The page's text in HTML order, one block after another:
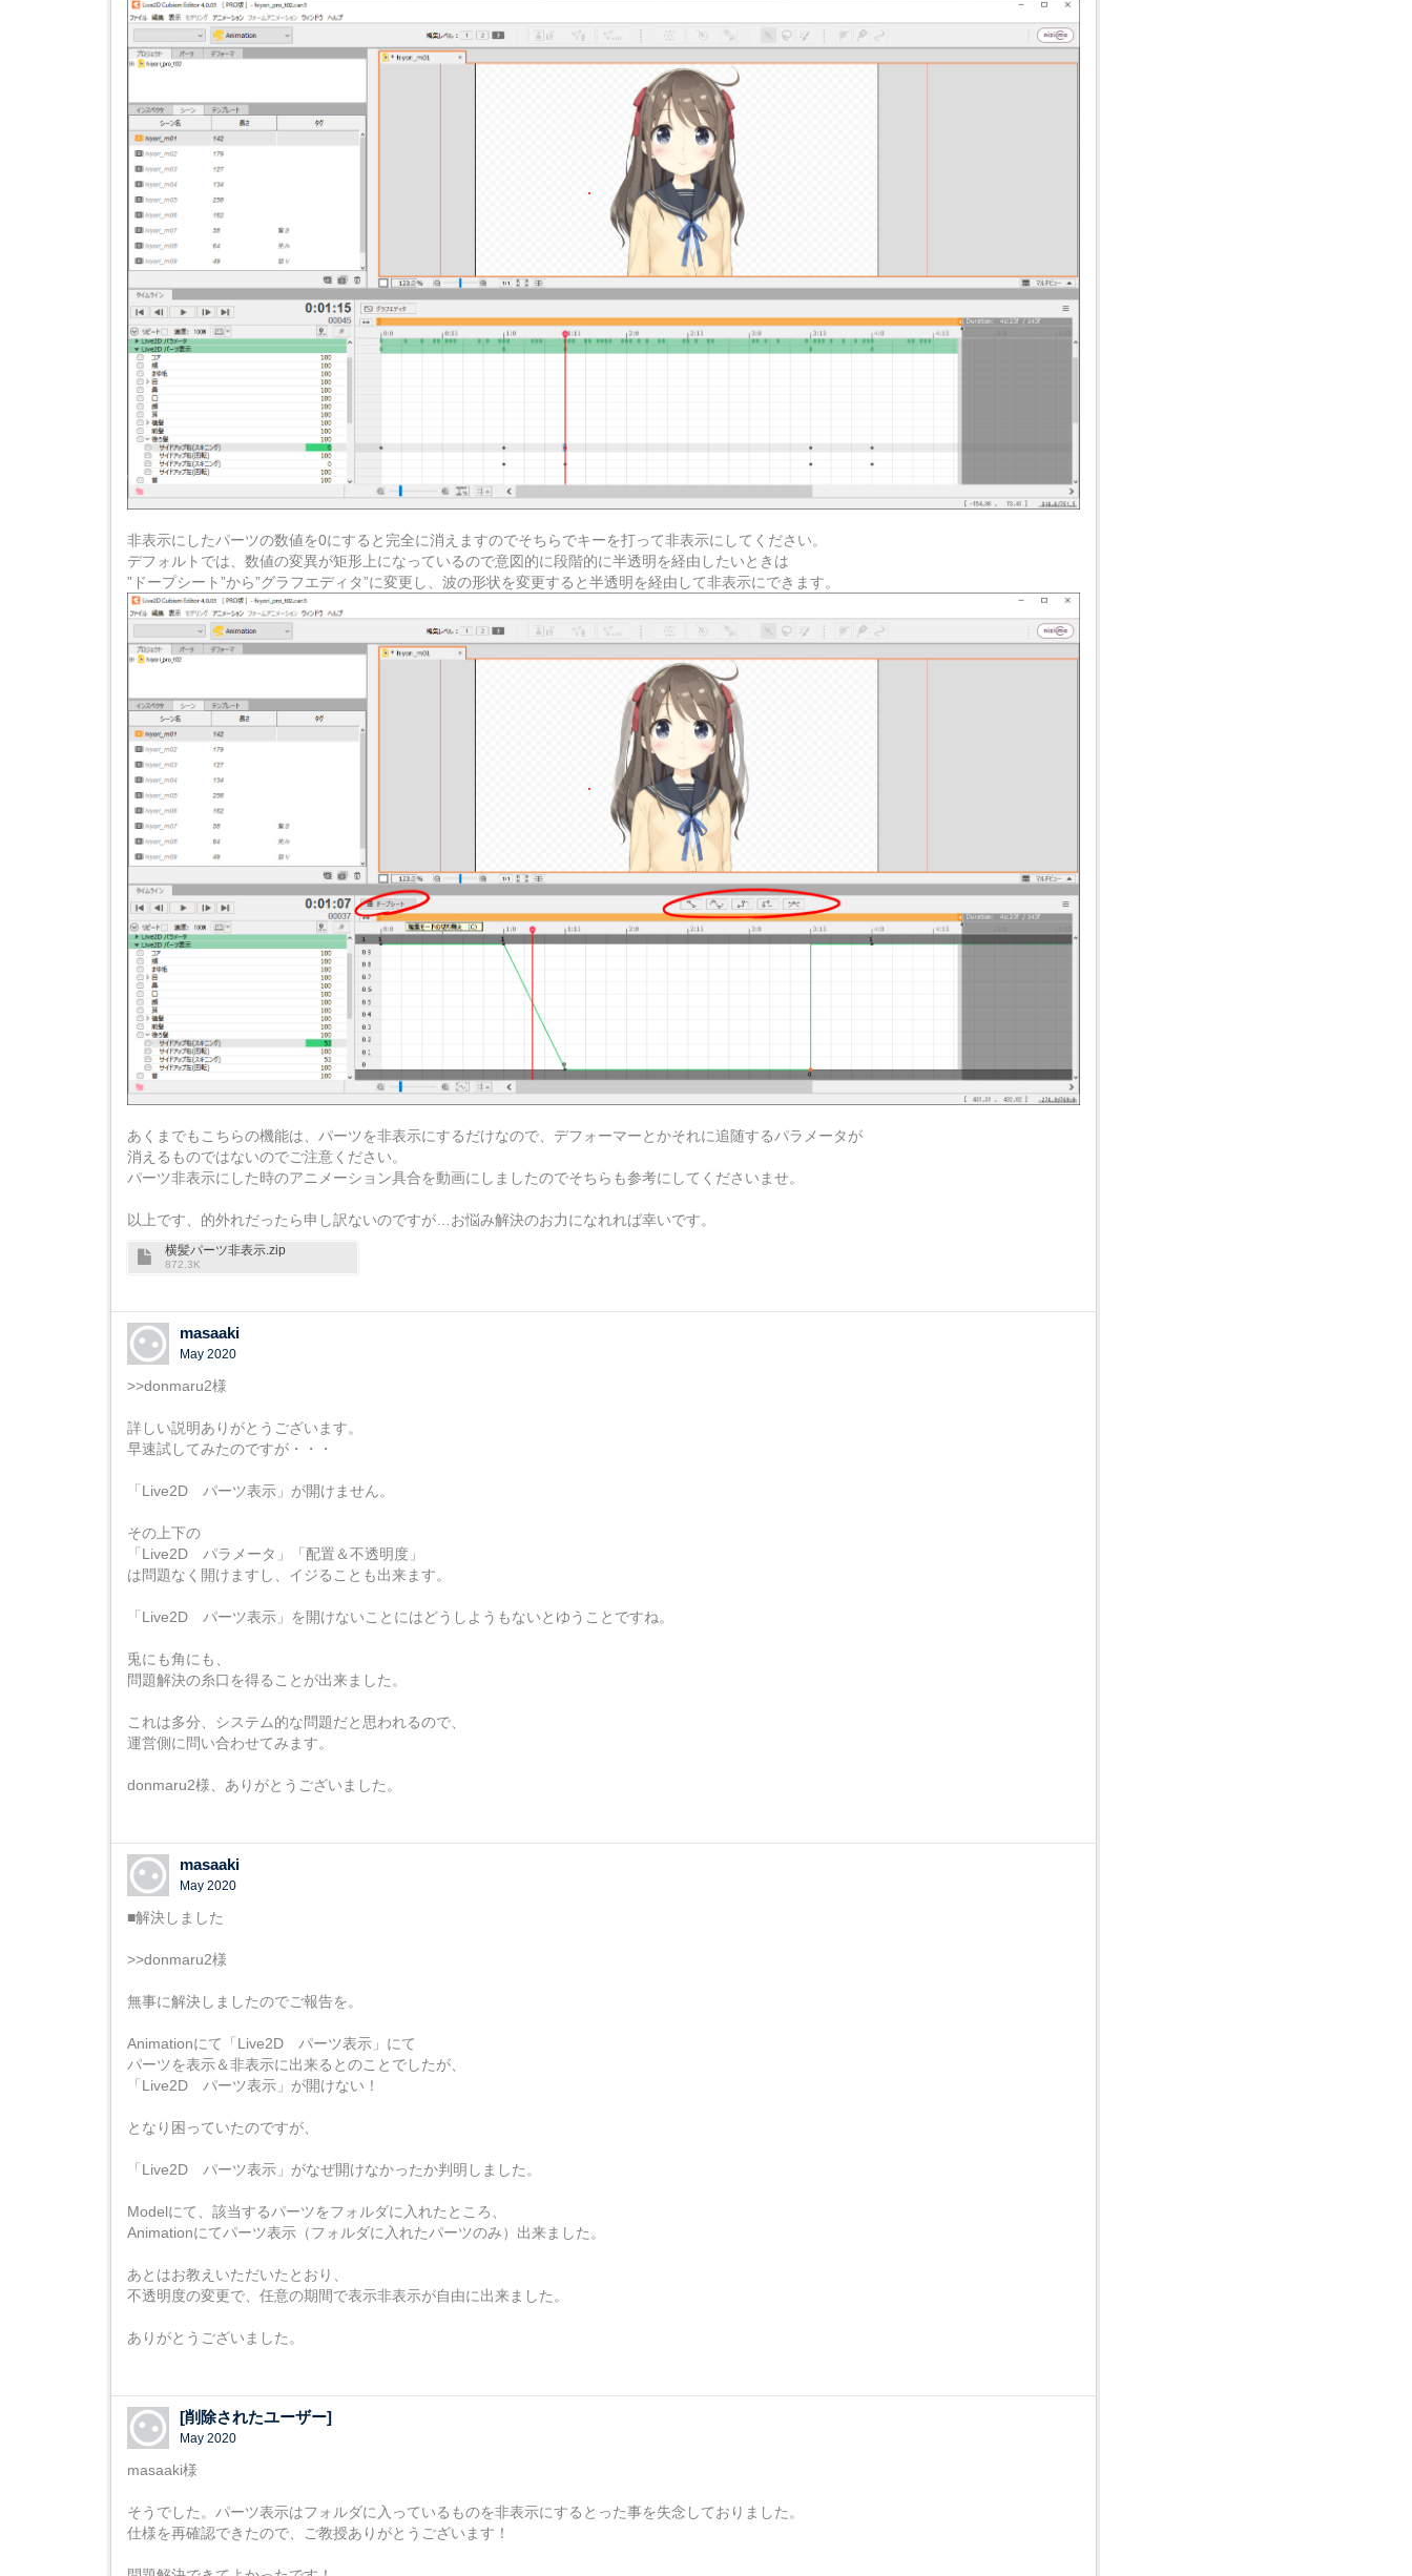
非表示にしたパーツの数値を0にすると完全に消えますのでそちらでキーを打って非表示にしてください。
デフォルトでは、数値の変異が矩形上になっているので意図的に段階的に半透明を経由したいときは
”ドープシート”から”グラフエディタ”に変更し、波の形状を変更すると半透明を経由して非表示にできます。
あくまでもこちらの機能は、パーツを非表示にするだけなので、デフォーマーとかそれに追随するパラメータが
消えるものではないのでご注意ください。
パーツ非表示にした時のアニメーション具合を動画にしましたのでそちらも参考にしてくださいませ。
以上です、的外れだったら申し訳ないのですが…お悩み解決のお力になれれば幸いです。
横髪パーツ非表示.zip
872.3K
masaaki
May 2020
>>donmaru2様
詳しい説明ありがとうございます。
早速試してみたのですが・・・
「Live2D パーツ表示」が開けません。
その上下の
「Live2D パラメータ」「配置＆不透明度」
は問題なく開けますし、イジることも出来ます。
「Live2D パーツ表示」を開けないことにはどうしようもないとゆうことですね。
兎にも角にも、
問題解決の糸口を得ることが出来ました。
これは多分、システム的な問題だと思われるので、
運営側に問い合わせてみます。
donmaru2様、ありがとうございました。
masaaki
May 2020
■解決しました
>>donmaru2様
無事に解決しましたのでご報告を。
Animationにて「Live2D パーツ表示」にて
パーツを表示＆非表示に出来るとのことでしたが、
「Live2D パーツ表示」が開けない！
となり困っていたのですが、
「Live2D パーツ表示」がなぜ開けなかったか判明しました。
Modelにて、該当するパーツをフォルダに入れたところ、
Animationにてパーツ表示（フォルダに入れたパーツのみ）出来ました。
あとはお教えいただいたとおり、
不透明度の変更で、任意の期間で表示非表示が自由に出来ました。
ありがとうございました。
[削除されたユーザー]
May 2020
masaaki様
そうでした。パーツ表示はフォルダに入っているものを非表示にするとった事を失念しておりました。
仕様を再確認できたので、ご教授ありがとうございます！